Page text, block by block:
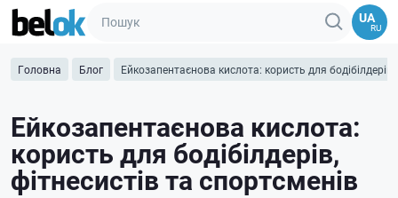
UA
RU
Головна Блог Ейкозапентаєнова кислота: користь для бодібілдерів,
Ейкозапентаєнова кислота:
користь для бодібілдерів,
фітнесистів та спортсменів